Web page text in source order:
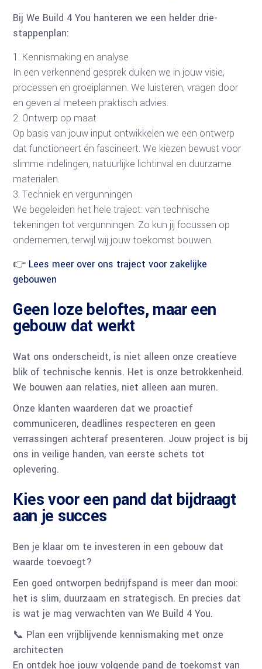
Bij We Build 4 You hanteren we een helder drie-
stappenplan:
Kennismaking en analyse
In een verkennend gesprek duiken we in jouw visie,
processen en groeiplannen. We luisteren, vragen door
en geven al meteen praktisch advies.
Ontwerp op maat
Op basis van jouw input ontwikkelen we een ontwerp
dat functioneert én fascineert. We kiezen bewust voor
slimme indelingen, natuurlijke lichtinval en duurzame
materialen.
Techniek en vergunningen
We begeleiden het hele traject: van technische
tekeningen tot vergunningen. Zo kun jij focussen op
ondernemen, terwijl wij jouw toekomst bouwen.
👉 Lees meer over ons traject voor zakelijke
gebouwen
Geen loze beloftes, maar een
gebouw dat werkt
Wat ons onderscheidt, is niet alleen onze creatieve
blik of technische kennis. Het is onze betrokkenheid.
We bouwen aan relaties, niet alleen aan muren.
Onze klanten waarderen dat we proactief
communiceren, deadlines respecteren en geen
verrassingen achteraf presenteren. Jouw project is bij
ons in veilige handen, van eerste schets tot
oplevering.
Kies voor een pand dat bijdraagt
aan je succes
Ben je klaar om te investeren in een gebouw dat
waarde toevoegt?
Een goed ontworpen bedrijfspand is meer dan mooi:
het is slim, duurzaam en strategisch. En precies dat
is wat je mag verwachten van We Build 4 You.
📞 Plan een vrijblijvende kennismaking met onze
architecten
En ontdek hoe jouw volgende pand de toekomst van